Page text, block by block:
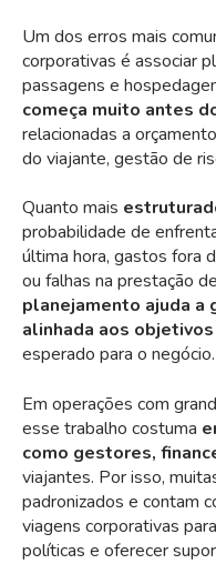
Um dos erros mais
corporativas é associar
passagens e
começa muito antes
relacionadas a
do viajante, gestão de
Quanto mais
probabilidade de
última hora, gastos fora
ou falhas na prestação
planejamento ajuda a
alinhada aos
esperado para o negócio.
Em operações com
esse trabalho costuma
como gestores,
viajantes. Por isso,
padronizados e contam
viagens corporativas
políticas e oferecer